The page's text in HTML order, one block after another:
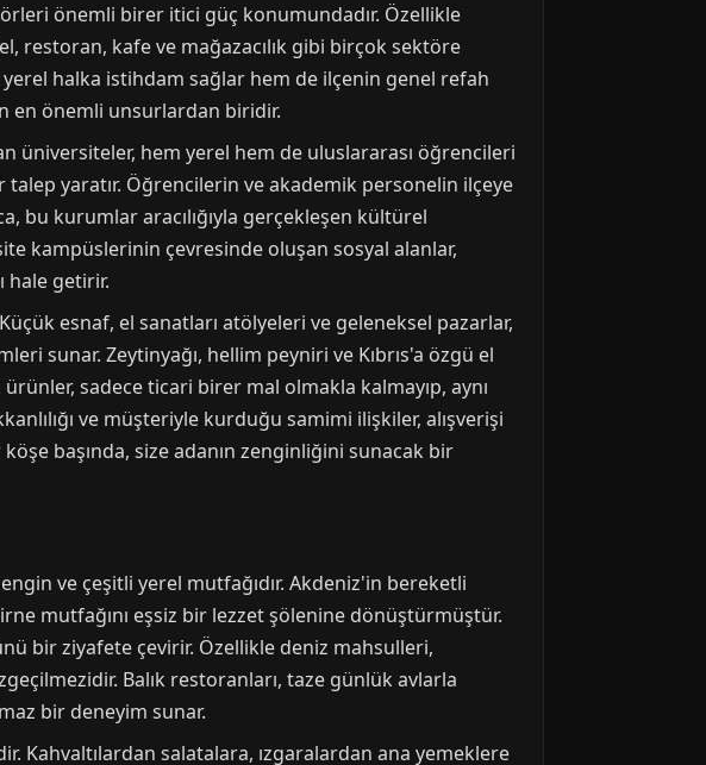
önemli birer itici güç konumundadır. Özellikle
kafe ve mağazacılık gibi birçok sektöre
halka istihdam sağlar hem de ilçenin genel refah
en önemli unsurlardan biridir.
üniversiteler, hem yerel hem de uluslararası öğrencileri
yaratır. Öğrencilerin ve akademik personelin ilçeye
bu kurumlar aracılığıyla gerçekleşen kültürel
kampüslerinin çevresinde oluşan sosyal alanlar,
hale getirir.
esnaf, el sanatları atölyeleri ve geleneksel pazarlar,
sunar. Zeytinyağı, hellim peyniri ve Kıbrıs'a özgü el
sadece ticari birer mal olmakla kalmayıp, aynı
ve müşteriyle kurduğu samimi ilişkiler, alışverişi
başında, size adanın zenginliğini sunacak bir
ve çeşitli yerel mutfağıdır. Akdeniz'in bereketli
mutfağını eşsiz bir lezzet şölenine dönüştürmüştür.
bir ziyafete çevirir. Özellikle deniz mahsulleri,
Balık restoranları, taze günlük avlarla
bir deneyim sunar.
Kahvaltılardan salatalara, ızgaralardan ana yemeklere